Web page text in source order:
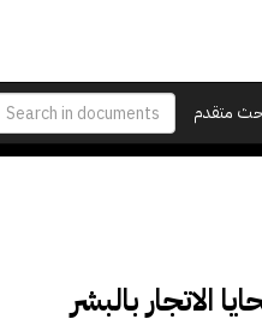
متقدم
الاتجار بالبشر